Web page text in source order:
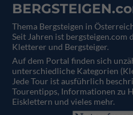
Thema Bergsteigen in
Seit Jahren ist
Kletterer und Bergsteiger.
Auf dem Portal finden sich
unterschiedliche Kategorien
Jede Tour ist ausführlich
Tourentipps, Informationen zu
Eisklettern und vieles mehr.